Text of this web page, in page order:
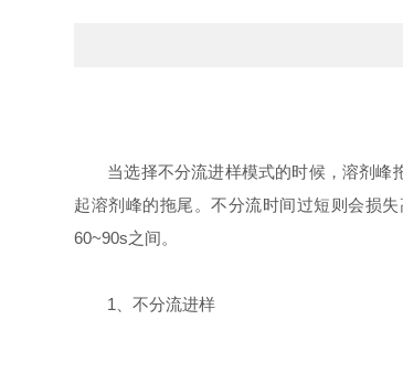
当选择不分流进样模式的时候，溶剂峰
起溶剂峰的拖尾。不分流时间过短则会损
60~90s之间。
1、不分流进样